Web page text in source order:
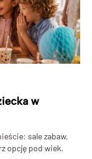
w
sale zabaw,
opcję pod wiek.